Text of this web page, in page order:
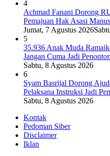
4
Achmad Fanani Dorong
Pemajuan Hak Asasi
Jumat, 7 Agustus 2026
5
35.936 Anak Muda
Jangan Cuma Jadi Penonton
Sabtu, 8 Agustus 2026
6
Syam Basrijal Dorong
Pelaksana Instruksi Jadi
Sabtu, 8 Agustus 2026
Kontak
Pedoman Siber
Disclaimer
Iklan